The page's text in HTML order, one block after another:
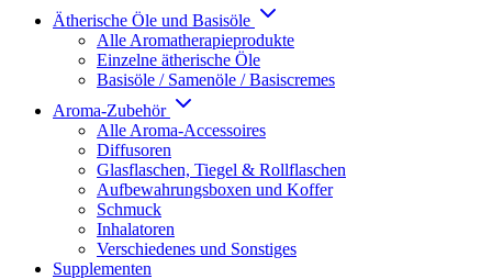
Ätherische Öle und Basisöle
Alle Aromatherapieprodukte
Einzelne ätherische Öle
Basisöle / Samenöle / Basiscremes
Aroma-Zubehör
Alle Aroma-Accessoires
Diffusoren
Glasflaschen, Tiegel & Rollflaschen
Aufbewahrungsboxen und Koffer
Schmuck
Inhalatoren
Verschiedenes und Sonstiges
Supplementen